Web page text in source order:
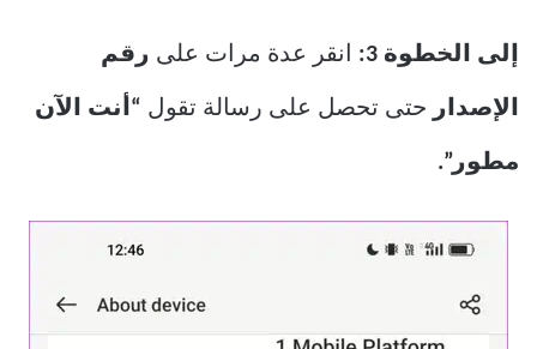
إلى الخطوة 3: انقر عدة مرات على رقم
الإصدار حتى تحصل على رسالة تقول “أنت الآن
مطور”.